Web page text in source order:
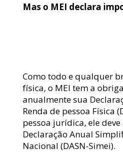
Mas o MEI declara
Como todo e qualquer
física, o MEI tem a
anualmente sua
Renda de pessoa Física
pessoa jurídica, ele
Declaração Anual
Nacional (DASN-Simei).